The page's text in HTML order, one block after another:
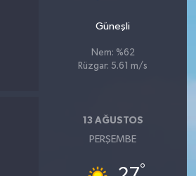
Güneşli
Nem: %62
Rüzgar: 5.61 m/s
13 AĞUSTOS
PERŞEMBE
°